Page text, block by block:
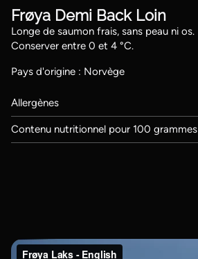
Frøya Demi Back Loin
Longe de saumon frais, sans peau ni os.
Conserver entre 0 et 4 °C.
Pays d'origine : Norvège
Allergènes
Contenu nutritionnel pour 100 grammes